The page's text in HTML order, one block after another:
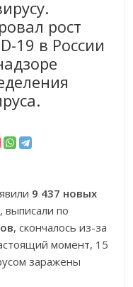
рост
19 в России
9 437 новых
выписали по
, скончалось из-за
момент, 15
заражены